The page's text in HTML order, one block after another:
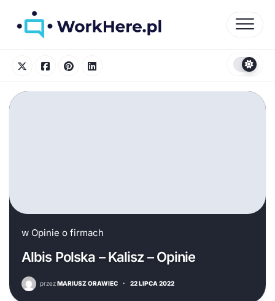
content
w Opinie o firmach
Albis Polska – Kalisz – Opinie
przezMARIUSZ ORAWIEC · 22 LIPCA 2022